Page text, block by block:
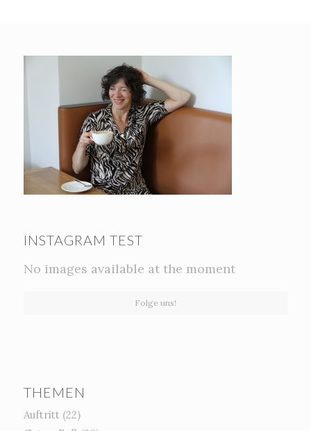
INSTAGRAM TEST
No images available at the moment
Folge uns!
THEMEN
Auftritt (22)